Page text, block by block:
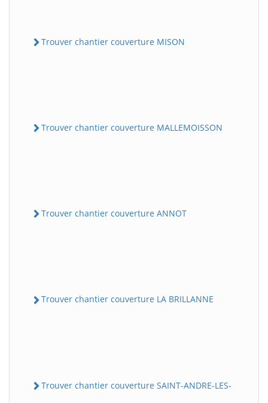
Trouver chantier couverture MISON
Trouver chantier couverture MALLEMOISSON
Trouver chantier couverture ANNOT
Trouver chantier couverture LA BRILLANNE
Trouver chantier couverture SAINT-ANDRE-LES-